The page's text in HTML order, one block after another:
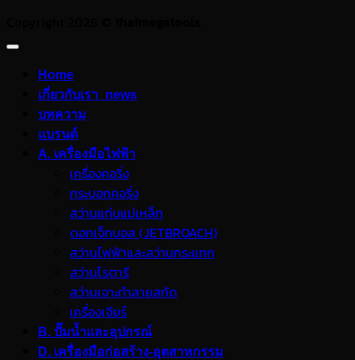
Home
เกี่ยวกับเรา_news
บทความ
แบรนด์
A. เครื่องมือไฟฟ้า
เครื่องคอริ่ง
กระบอกคอริ่ง
สว่านแท่นแม่เหล็ก
ดอกเจ็ทบอส (JETBROACH)
สว่านไฟฟ้าและสว่านกระแทก
สว่านโรตารี
สว่านเจาะทำลายสกัด
เครื่องเจียร์
B. ปั๊มน้ำและอุปกรณ์
D. เครื่องมือก่อสร้าง-อุตสาหกรรม